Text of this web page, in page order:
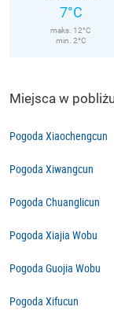
7°C
maks. 12°C
min. 2°C
Miejsca w
Pogoda Xiaochengcun
Pogoda Xiwangcun
Pogoda Chuanglicun
Pogoda Xiajia Wobu
Pogoda Guojia Wobu
Pogoda Xifucun